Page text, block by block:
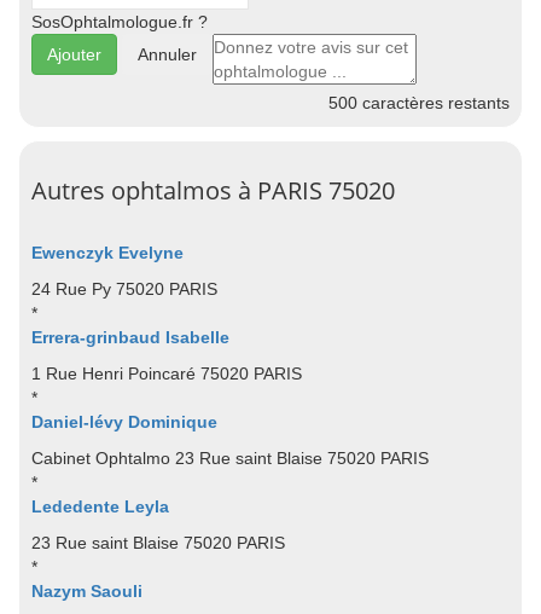
SosOphtalmologue.fr ?
Annuler
500 caractères restants
Autres ophtalmos à PARIS 75020
Ewenczyk Evelyne
24 Rue Py 75020 PARIS
*
Errera-grinbaud Isabelle
1 Rue Henri Poincaré 75020 PARIS
*
Daniel-lévy Dominique
Cabinet Ophtalmo 23 Rue saint Blaise 75020 PARIS
*
Lededente Leyla
23 Rue saint Blaise 75020 PARIS
*
Nazym Saouli